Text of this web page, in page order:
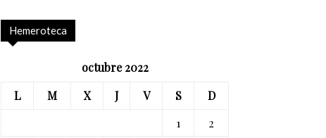
Hemeroteca
octubre 2022
L
M X J V S
D
1
2